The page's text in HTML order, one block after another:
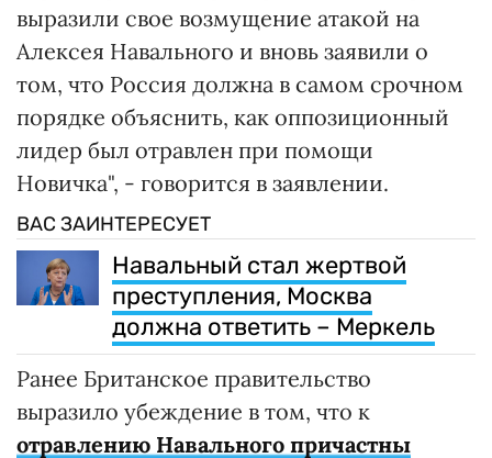
выразили свое возмущение атакой на
Алексея Навального и вновь заявили о
том, что Россия должна в самом срочном
порядке объяснить, как оппозиционный
лидер был отравлен при помощи
Новичка", - говорится в заявлении.
ВАС ЗАИНТЕРЕСУЕТ
Навальный стал жертвой
преступления, Москва
должна ответить – Меркель
Ранее Британское правительство
выразило убеждение в том, что к
отравлению Навального причастны